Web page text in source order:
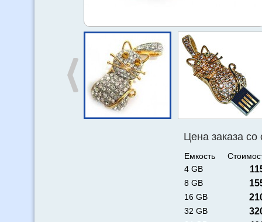
Цена заказа со
Емкость
4 GB
8 GB
16 GB
32 GB